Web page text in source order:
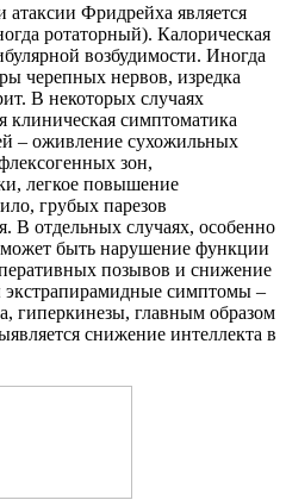
Фридрейха является
ротаторный). Калорическая
возбудимости. Иногда
черепных нервов, изредка
В некоторых случаях
клиническая симптоматика
– оживление сухожильных
зон,
легкое повышение
грубых парезов
В отдельных случаях, особенно
может быть нарушение функции
позывов и снижение
симптомы –
гиперкинезы, главным образом
снижение интеллекта в